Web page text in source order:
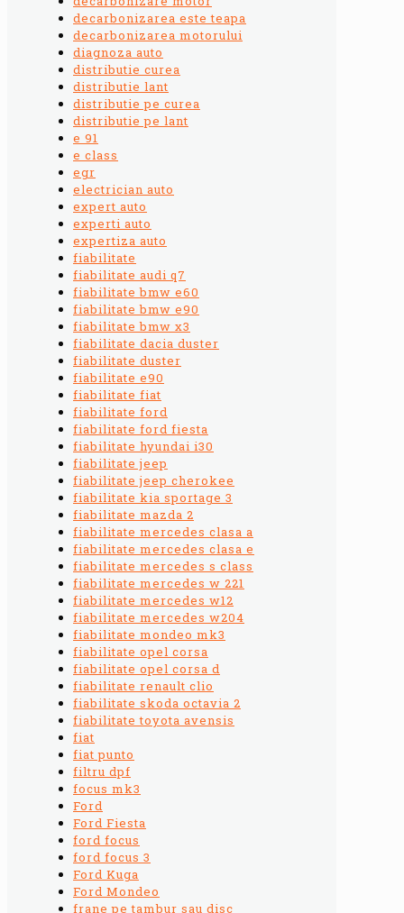
decarbonizarea este teapa
decarbonizarea motorului
diagnoza auto
distributie curea
distributie lant
distributie pe curea
distributie pe lant
e 91
e class
egr
electrician auto
expert auto
experti auto
expertiza auto
fiabilitate
fiabilitate audi q7
fiabilitate bmw e60
fiabilitate bmw e90
fiabilitate bmw x3
fiabilitate dacia duster
fiabilitate duster
fiabilitate e90
fiabilitate fiat
fiabilitate ford
fiabilitate ford fiesta
fiabilitate hyundai i30
fiabilitate jeep
fiabilitate jeep cherokee
fiabilitate kia sportage 3
fiabilitate mazda 2
fiabilitate mercedes clasa a
fiabilitate mercedes clasa e
fiabilitate mercedes s class
fiabilitate mercedes w 221
fiabilitate mercedes w12
fiabilitate mercedes w204
fiabilitate mondeo mk3
fiabilitate opel corsa
fiabilitate opel corsa d
fiabilitate renault clio
fiabilitate skoda octavia 2
fiabilitate toyota avensis
fiat
fiat punto
filtru dpf
focus mk3
Ford
Ford Fiesta
ford focus
ford focus 3
Ford Kuga
Ford Mondeo
frane pe tambur sau disc